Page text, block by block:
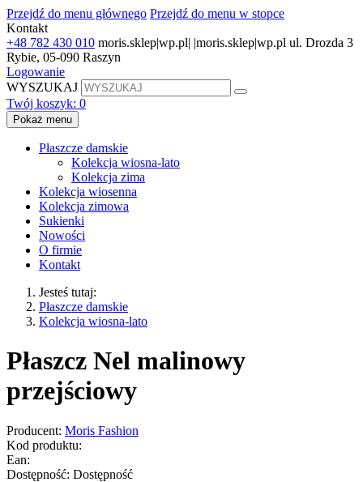
Przejdź do menu głównego Przejdź do menu w stopce
Kontakt
+48 782 430 010 moris.sklep|wp.pl| |moris.sklep|wp.pl ul. Drozda 3
Rybie, 05-090 Raszyn
Logowanie
WYSZUKAJ
Twój koszyk: 0
Pokaż menu
Płaszcze damskie
Kolekcja wiosna-lato
Kolekcja zima
Kolekcja wiosenna
Kolekcja zimowa
Sukienki
Nowości
O firmie
Kontakt
Jesteś tutaj:
Płaszcze damskie
Kolekcja wiosna-lato
Płaszcz Nel malinowy
przejściowy
Producent: Moris Fashion
Kod produktu:
Ean:
Dostępność: Dostępność